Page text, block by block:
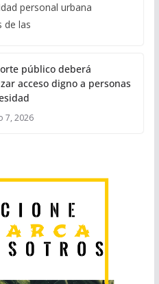
personal urbana
de las
público deberá
acceso digno a personas
7, 2026